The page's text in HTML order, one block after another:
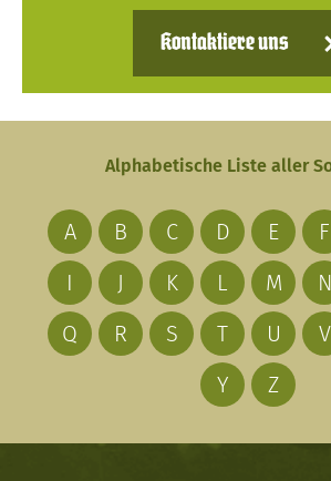
Kontaktiere uns
Alphabetische Liste aller
A B C D E F
I
J K L M N
Q
R S T U V
Y
Z